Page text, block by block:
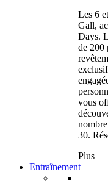
Les 6
Gall,
Days.
de 200
vous
30.
Plus
Entraînement